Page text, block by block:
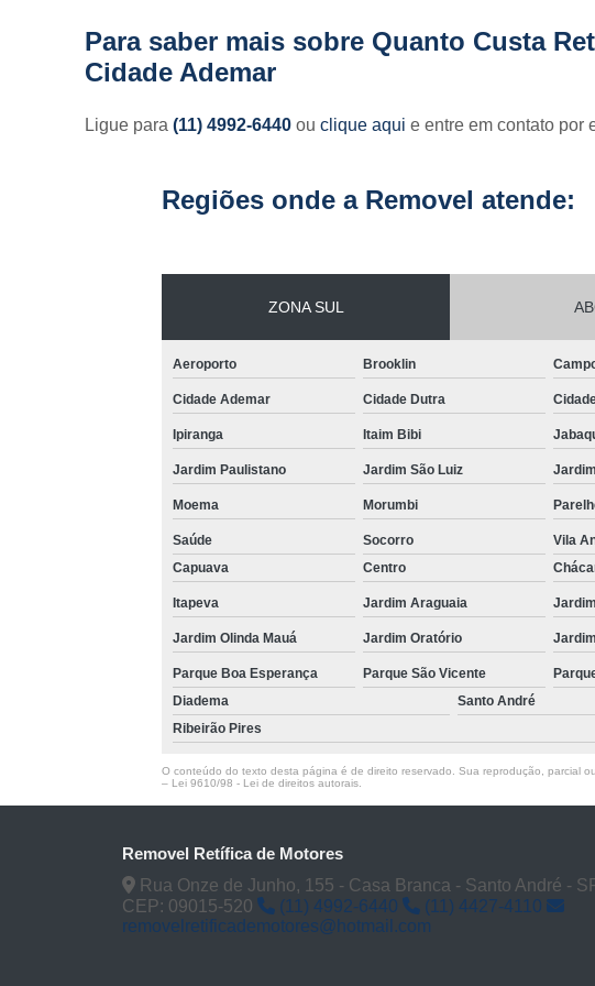
Para saber mais sobre Quanto Custa
Cidade Ademar
Ligue para(11) 4992-6440ouclique aqui e entre em contato por
Regiões onde a Removel atende:
ZONA SUL
Aeroporto Brooklin
Cidade Ademar Cidade Dutra
Ipiranga Itaim Bibi
Jardim Paulistano Jardim São Luiz
Moema Morumbi
Saúde Socorro Vila
Capuava
Centro
Itapeva Jardim Araguaia
Jardim Olinda Mauá Jardim Oratório
Parque Boa Esperança Parque São Vicente
Diadema
Santo André
Ribeirão Pires
O conteúdo do texto desta página é de direito reservado. Sua reprodução, parcial
– Lei 9610/98 - Lei de direitos autorais.
Removel Retífica de Motores
Rua Onze de Junho, 155 - Casa Branca - Santo André -
CEP: 09015-520
(11) 4992-6440
(11) 4427-4110
removelretificademotores@hotmail.com